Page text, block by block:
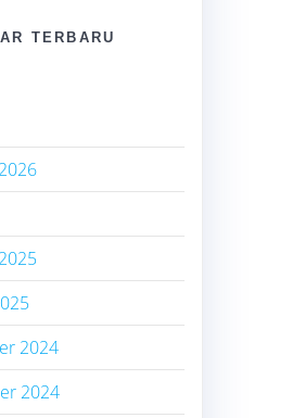
TERBARU
2024
2024